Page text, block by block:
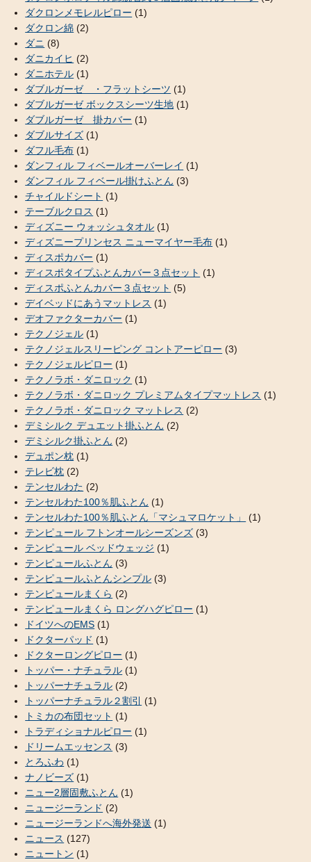
ダクロンメモレルピロー (1)
ダクロン綿 (2)
ダニ (8)
ダニカイヒ (2)
ダニホテル (1)
ダブルガーゼ ・フラットシーツ (1)
ダブルガーゼ ボックスシーツ生地 (1)
ダブルガーゼ 掛カバー (1)
ダブルサイズ (1)
ダフル毛布 (1)
ダンフィル フィベールオーバーレイ (1)
ダンフィル フィベール掛けふとん (3)
チャイルドシート (1)
テーブルクロス (1)
ディズニー ウォッシュタオル (1)
ディズニープリンセス ニューマイヤー毛布 (1)
ディスポカバー (1)
ディスポタイプふとんカバー３点セット (1)
ディスポふとんカバー３点セット (5)
デイベッドにあうマットレス (1)
デオファクターカバー (1)
テクノジェル (1)
テクノジェルスリーピング コントアーピロー (3)
テクノジェルピロー (1)
テクノラボ・ダニロック (1)
テクノラボ・ダニロック プレミアムタイプマットレス (1)
テクノラボ・ダニロック マットレス (2)
デミシルク デュエット掛ふとん (2)
デミシルク掛ふとん (2)
デュポン枕 (1)
テレビ枕 (2)
テンセルわた (2)
テンセルわた100％肌ふとん (1)
テンセルわた100％肌ふとん「マシュマロケット」
(1)
テンピュール フトンオールシーズンズ (3)
テンピュール ベッドウェッジ (1)
テンピュールふとん (3)
テンピュールふとんシンプル (3)
テンピュールまくら (2)
テンピュールまくら ロングハグピロー (1)
ドイツへのEMS (1)
ドクターパッド (1)
ドクターロングピロー (1)
トッパー・ナチュラル (1)
トッパーナチュラル (2)
トッパーナチュラル２割引
(1)
トミカの布団セット (1)
トラディショナルピロー (1)
ドリームエッセンス (3)
とろふわ (1)
ナノビーズ (1)
ニュー2層固敷ふとん (1)
ニュージーランド (2)
ニュージーランドへ海外発送 (1)
ニュース (127)
ニュートン (1)